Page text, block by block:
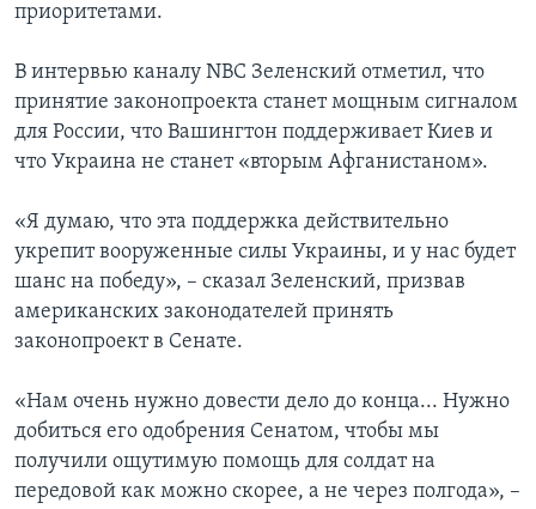
приоритетами.
В интервью каналу NBC Зеленский отметил, что
принятие законопроекта станет мощным сигналом
для России, что Вашингтон поддерживает Киев и
что Украина не станет «вторым Афганистаном».
«Я думаю, что эта поддержка действительно
укрепит вооруженные силы Украины, и у нас будет
шанс на победу», – сказал Зеленский, призвав
американских законодателей принять
законопроект в Сенате.
«Нам очень нужно довести дело до конца... Нужно
добиться его одобрения Сенатом, чтобы мы
получили ощутимую помощь для солдат на
передовой как можно скорее, а не через полгода», –